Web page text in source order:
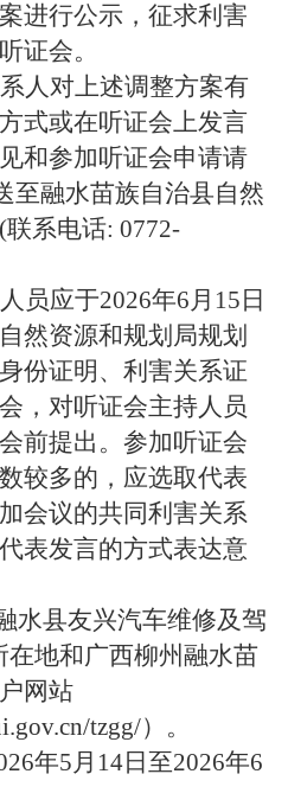
进行公示，征求利害
证会。
人对上述调整方案有
式或在听证会上发言
和参加听证会申请请
至融水苗族自治县自然
系电话: 0772-
员应于2026年6月15日
然资源和规划局规划
份证明、利害关系证
，对听证会主持人员
前提出。参加听证会
较多的，应选取代表
会议的共同利害关系
表发言的方式表达意
水县友兴汽车维修及驾
在地和广西柳州融水苗
网站
tzgg/）。
年5月14日至2026年6